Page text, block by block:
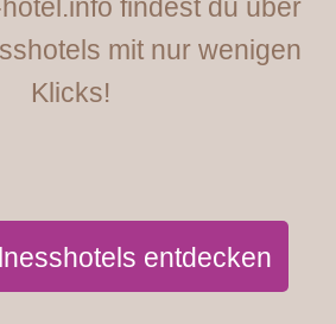
findest du über
mit nur wenigen
Klicks!
entdecken